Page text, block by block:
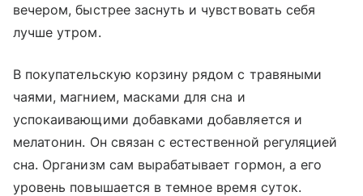
вечером, быстрее заснуть и чувствовать себя
лучше утром.
В покупательскую корзину рядом с травяными
чаями, магнием, масками для сна и
успокаивающими добавками добавляется и
мелатонин. Он связан с естественной регуляцией
сна. Организм сам вырабатывает гормон, а его
уровень повышается в темное время суток.